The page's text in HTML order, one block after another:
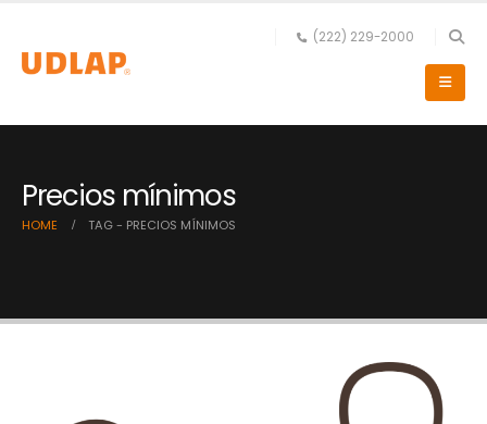
(222) 229-2000
Precios mínimos
HOME TAG - PRECIOS MÍNIMOS